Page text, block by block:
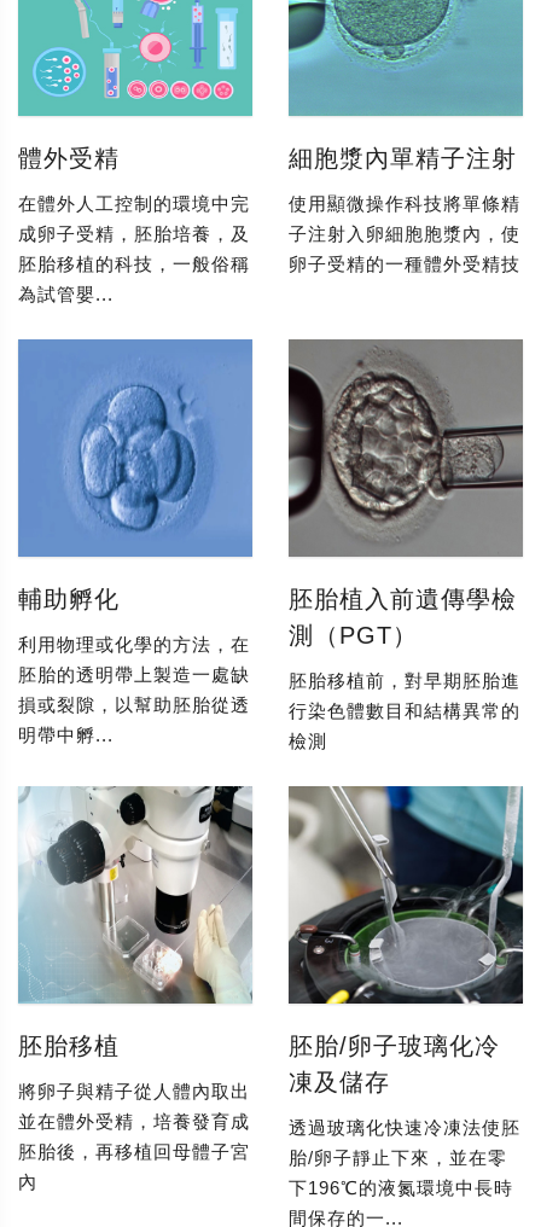
體外受精
在體外人工控制的環境中完
成卵子受精，胚胎培養，及
胚胎移植的科技，一般俗稱
為試管嬰...
細胞漿內單精子注射
使用顯微操作科技將單條精
子注射入卵細胞胞漿內，使
卵子受精的一種體外受精技
輔助孵化
利用物理或化學的方法，在
胚胎的透明帶上製造一處缺
損或裂隙，以幫助胚胎從透
明帶中孵...
胚胎植入前遺傳學檢
測（PGT）
胚胎移植前，對早期胚胎進
行染色體數目和結構異常的
檢測
胚胎移植
將卵子與精子從人體內取出
並在體外受精，培養發育成
胚胎後，再移植回母體子宮
內
胚胎/卵子玻璃化冷
凍及儲存
透過玻璃化快速冷凍法使胚
胎/卵子靜止下來，並在零
下196℃的液氮環境中長時
間保存的一...